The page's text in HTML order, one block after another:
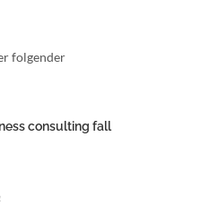
folgender
consulting fall